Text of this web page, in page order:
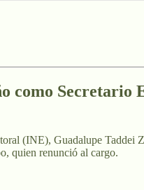
como Secretario
(INE), Guadalupe Taddei
quien renunció al cargo.